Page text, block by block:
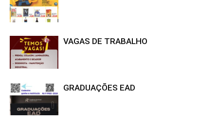
VAGAS DE TRABALHO
GRADUAÇÕES EAD